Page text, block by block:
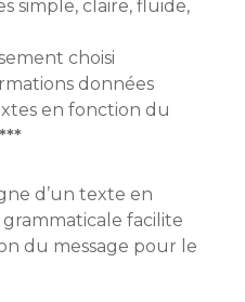
simple, claire, fluide,
choisi
données
en fonction du
***
d’un texte en
facilite
du message pour le